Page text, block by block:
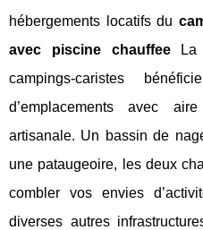
hébergements locatifs du
avec piscine chauffeeLa
campings-caristes
d’emplacements avec
artisanale. Un bassin de
une pataugeoire, les deux
combler vos envies
diverses autres